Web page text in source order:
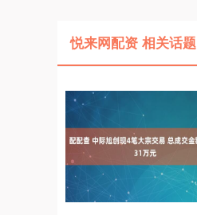
悦来网配资 相关话题